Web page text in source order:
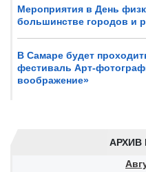
Мероприятия в День
большинстве городов и
В Самаре будет
фестиваль Арт-
воображение»
АРХИВ